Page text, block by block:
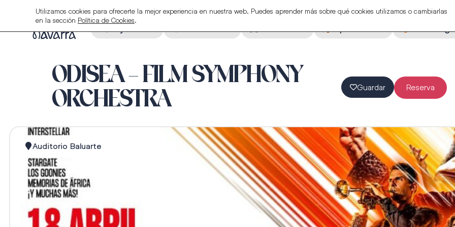
Eventos
ODISEA – FILM SYMPHONY
ORCHESTRA
Guardar Reserva
Auditorio Baluarte
Utilizamos cookies para ofrecerte la mejor experiencia en nuestra web. Puedes aprender más sobre qué cookies utilizamos o cambiarlas
en la sección Política de Cookies.